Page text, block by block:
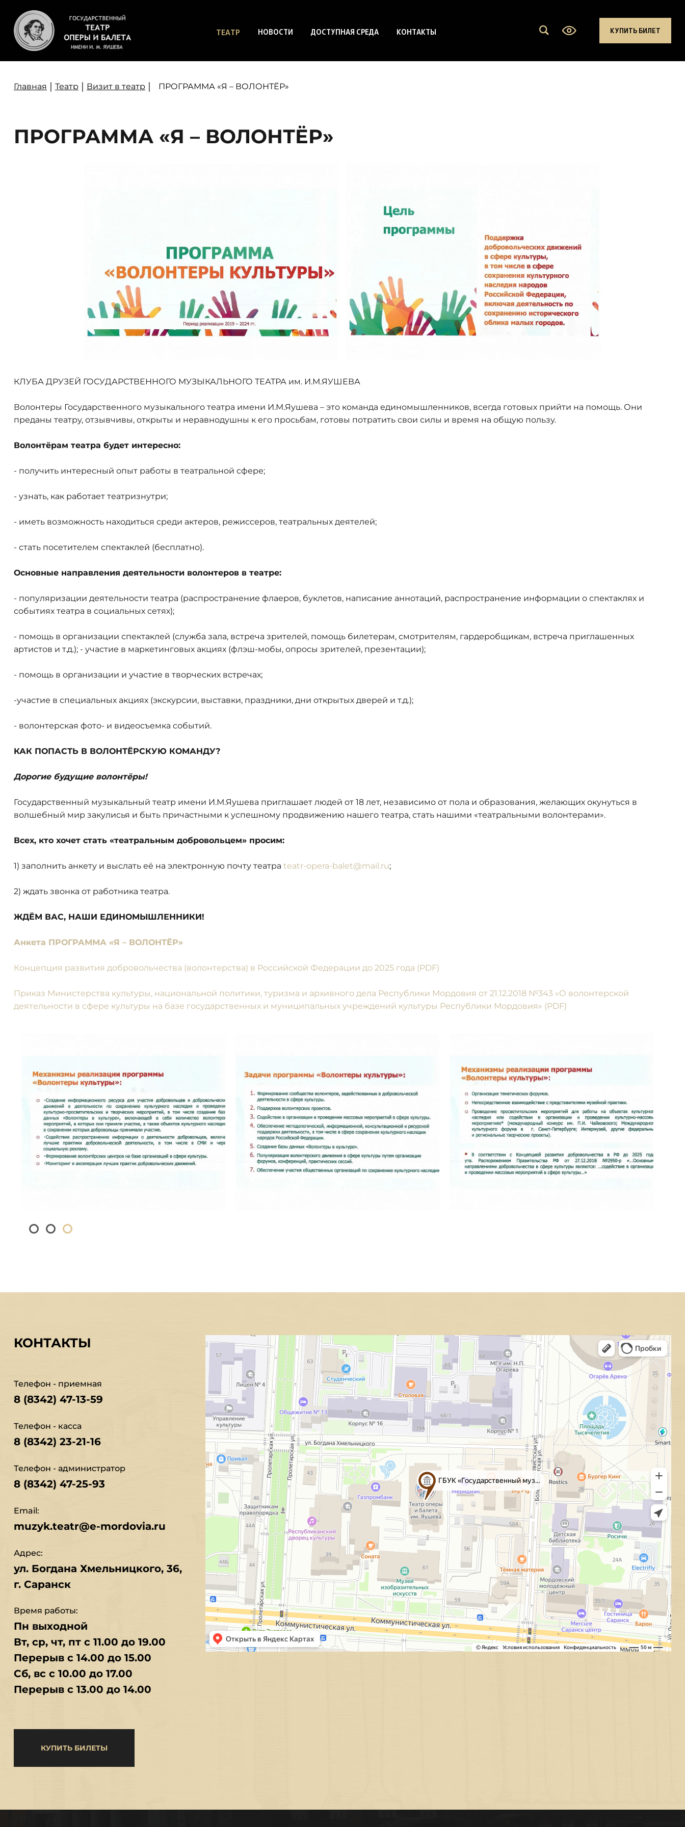
ТЕАТР НОВОСТИ ДОСТУПНАЯ СРЕДА КОНТАКТЫ КУПИТЬ БИЛЕТ
Главная | Театр | Визит в театр | ПРОГРАММА «Я – ВОЛОНТЁР»
ПРОГРАММА «Я – ВОЛОНТЁР»
КЛУБА ДРУЗЕЙ ГОСУДАРСТВЕННОГО МУЗЫКАЛЬНОГО ТЕАТРА им. И.М.ЯУШЕВА
Волонтеры Государственного музыкального театра имени И.М.Яушева – это команда единомышленников, всегда готовых прийти на помощь. Они
преданы театру, отзывчивы, открыты и неравнодушны к его просьбам, готовы потратить свои силы и время на общую пользу.
Волонтёрам театра будет интересно:
- получить интересный опыт работы в театральной сфере;
- узнать, как работает театризнутри;
- иметь возможность находиться среди актеров, режиссеров, театральных деятелей;
- стать посетителем спектаклей (бесплатно).
Основные направления деятельности волонтеров в театре:
- популяризации деятельности театра (распространение флаеров, буклетов, написание аннотаций, распространение информации о спектаклях и
событиях театра в социальных сетях);
- помощь в организации спектаклей (служба зала, встреча зрителей, помощь билетерам, смотрителям, гардеробщикам, встреча приглашенных
артистов и т.д.); - участие в маркетинговых акциях (флэш-мобы, опросы зрителей, презентации);
- помощь в организации и участие в творческих встречах;
-участие в специальных акциях (экскурсии, выставки, праздники, дни открытых дверей и т.д.);
- волонтерская фото- и видеосъемка событий.
КАК ПОПАСТЬ В ВОЛОНТЁРСКУЮ КОМАНДУ?
Дорогие будущие волонтёры!
Государственный музыкальный театр имени И.М.Яушева приглашает людей от 18 лет, независимо от пола и образования, желающих окунуться в
волшебный мир закулисья и быть причастными к успешному продвижению нашего театра, стать нашими «театральными волонтерами».
Всех, кто хочет стать «театральным добровольцем» просим:
1) заполнить анкету и выслать её на электронную почту театра teatr-opera-balet@mail.ru;
2) ждать звонка от работника театра.
ЖДЁМ ВАС, НАШИ ЕДИНОМЫШЛЕННИКИ!
Анкета ПРОГРАММА «Я – ВОЛОНТЁР»
Концепция развития добровольчества (волонтерства) в Российской Федерации до 2025 года (PDF)
Приказ Министерства культуры, национальной политики, туризма и архивного дела Республики Мордовия от 21.12.2018 №343 «О волонтерской
деятельности в сфере культуры на базе государственных и муниципальных учреждений культуры Республики Мордовия» (PDF)
КОНТАКТЫ
Телефон - приемная
8 (8342) 47-13-59
Телефон - касса
8 (8342) 23-21-16
Телефон - администратор
8 (8342) 47-25-93
Email:
muzyk.teatr@e-mordovia.ru
Адрес:
ул. Богдана Хмельницкого, 36,
г. Саранск
Время работы:
Пн выходной
Вт, ср, чт, пт с 11.00 до 19.00
Перерыв с 14.00 до 15.00
Сб, вс с 10.00 до 17.00
Перерыв с 13.00 до 14.00
КУПИТЬ БИЛЕТЫ